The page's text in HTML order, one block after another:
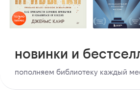
новинки и
пополняем библиотеку каждый